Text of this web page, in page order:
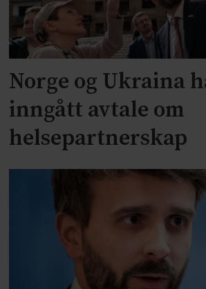
Norge og Ukraina
inngått avtale om
helsepartnerskap